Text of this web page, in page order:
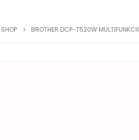
SHOP BROTHER DCP-T520W